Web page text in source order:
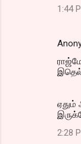
1:44
ஏதும்
2:28